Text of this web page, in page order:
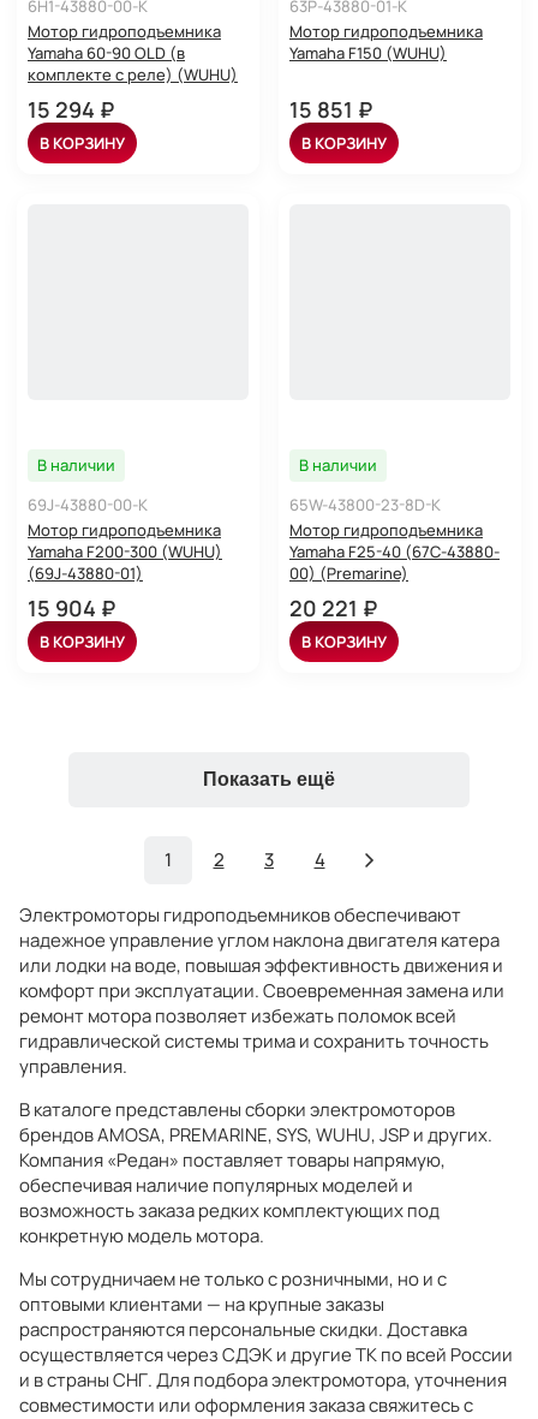
6H1-43880-00-K
Мотор гидроподъемника
Yamaha 60-90 OLD (в
комплекте с реле) (WUHU)
15 294 ₽
В КОРЗИНУ
63P-43880-01-K
Мотор гидроподъемника
Yamaha F150 (WUHU)
15 851 ₽
В КОРЗИНУ
В наличии
69J-43880-00-K
Мотор гидроподъемника
Yamaha F200-300 (WUHU)
(69J-43880-01)
15 904 ₽
В КОРЗИНУ
В наличии
65W-43800-23-8D-K
Мотор гидроподъемника
Yamaha F25-40 (67C-43880-
00) (Premarine)
20 221 ₽
В КОРЗИНУ
Показать ещё
1 2 3 4
Электромоторы гидроподъемников обеспечивают
надежное управление углом наклона двигателя катера
или лодки на воде, повышая эффективность движения и
комфорт при эксплуатации. Своевременная замена или
ремонт мотора позволяет избежать поломок всей
гидравлической системы трима и сохранить точность
управления.
В каталоге представлены сборки электромоторов
брендов AMOSA, PREMARINE, SYS, WUHU, JSP и других.
Компания «Редан» поставляет товары напрямую,
обеспечивая наличие популярных моделей и
возможность заказа редких комплектующих под
конкретную модель мотора.
Мы сотрудничаем не только с розничными, но и с
оптовыми клиентами — на крупные заказы
распространяются персональные скидки. Доставка
осуществляется через СДЭК и другие ТК по всей России
и в страны СНГ. Для подбора электромотора, уточнения
совместимости или оформления заказа свяжитесь с